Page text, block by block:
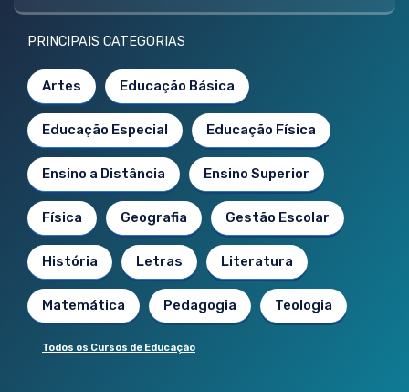
PRINCIPAIS CATEGORIAS
Artes Educação Básica
Educação Especial Educação Física
Ensino a Distância Ensino Superior
Física Geografia Gestão Escolar
História Letras Literatura
Matemática Pedagogia Teologia
Todos os Cursos de Educação